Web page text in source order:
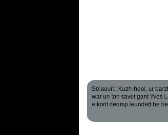
Selaouit : Kuzh-heol, ur
war un ton savet gant Yves
e kont deomp leunded he